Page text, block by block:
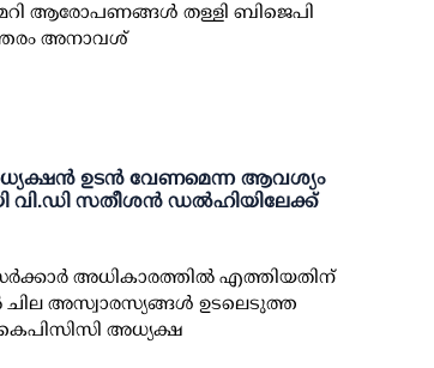
ആരോപണങ്ങള്‍ തള്ളി ബിജെപി
അനാവശ്
ഉടന്‍ വേണമെന്ന ആവശ്യം
വി.ഡി സതീശന്‍ ഡല്‍ഹിയിലേക്ക്
അധികാരത്തില്‍ എത്തിയതിന്
അസ്വാരസ്യങ്ങള്‍ ഉടലെടുത്ത
അധ്യക്ഷ